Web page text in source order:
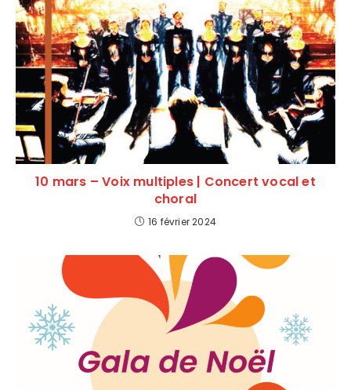
10 mars – Voix multiples | Concert vocal et
choral
16 février 2024